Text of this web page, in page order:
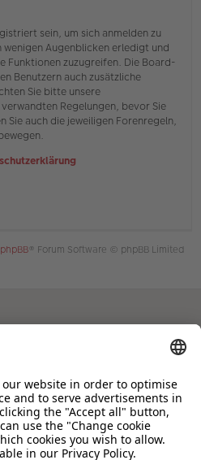
sein, um sich anmelden zu
Augenblicken erledigt und
Funktionen zuzugreifen. Die Board-
Benutzern auch zusätzliche
Sie bitte unsere
Regelungen, bevor Sie
Sie auch die jeweiligen Forenregeln,
phpBB® Forum Software © phpBB Limited